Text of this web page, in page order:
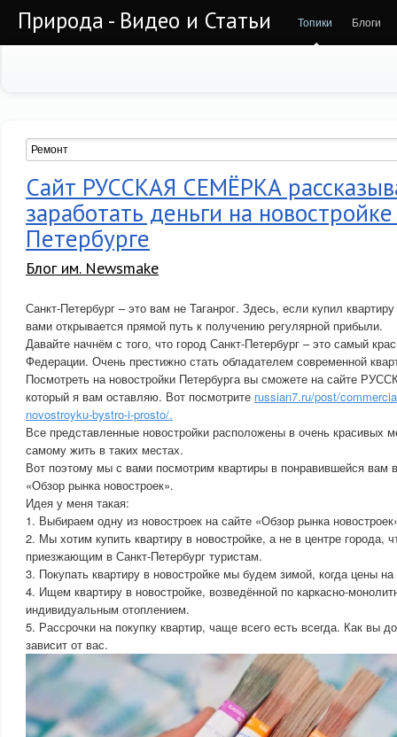
Природа - Видео и Статьи Топики Блоги
Сайт РУССКАЯ СЕМЁРКА
заработать деньги на
Петербурге
Блог им. Newsmake
Санкт-Петербург – это вам не Таганрог. Здесь, если купил
вами открывается прямой путь к получению регулярной прибыли.
Давайте начнём с того, что город Санкт-Петербург – это самый
Федерации. Очень престижно стать обладателем современной
Посмотреть на новостройки Петербурга вы сможете на сайте
который я вам оставляю. Вот посмотрите russian7.ru/post/
novostroyku-bystro-i-prosto/.
Все представленные новостройки расположены в очень красивых
самому жить в таких местах.
Вот поэтому мы с вами посмотрим квартиры в понравившейся вам
«Обзор рынка новостроек».
Идея у меня такая:
1. Выбираем одну из новостроек на сайте «Обзор рынка
2. Мы хотим купить квартиру в новостройке, а не в центре города,
приезжающим в Санкт-Петербург туристам.
3. Покупать квартиру в новостройке мы будем зимой, когда цены
4. Ищем квартиру в новостройке, возведённой по каркасно-
индивидуальным отоплением.
5. Рассрочки на покупку квартир, чаще всего есть всегда. Как вы
зависит от вас.